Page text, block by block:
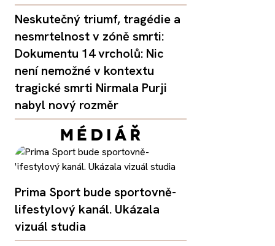
Neskutečný triumf, tragédie a
nesmrtelnost v zóně smrti:
Dokumentu 14 vrcholů: Nic
není nemožné v kontextu
tragické smrti Nirmala Purji
nabyl nový rozměr
Prima Sport bude sportovně-
lifestylový kanál. Ukázala
vizuál studia